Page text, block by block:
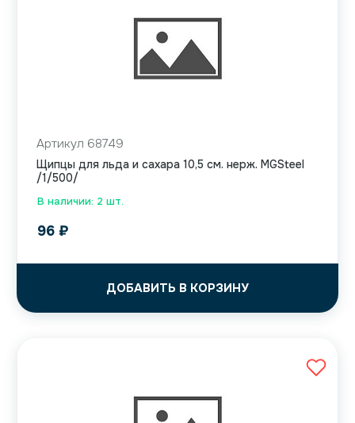
В наличии: 2 шт.
Артикул 68749
Щипцы для льда и сахара 10,5 см. нерж. MGSteel
/1/500/
96 ₽
ДОБАВИТЬ В КОРЗИНУ